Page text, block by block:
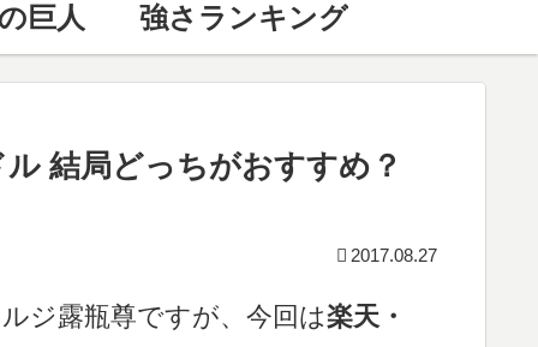
巨人 強さランキング
結局どっちがおすすめ？
2017.08.27
ジ露瓶尊ですが、今回は楽天・